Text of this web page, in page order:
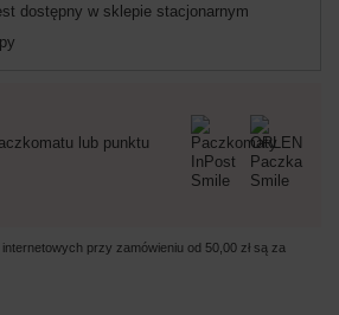
dostępny w sklepie stacjonarnym
lub punktu
przy zamówieniu od 50,00 zł są za